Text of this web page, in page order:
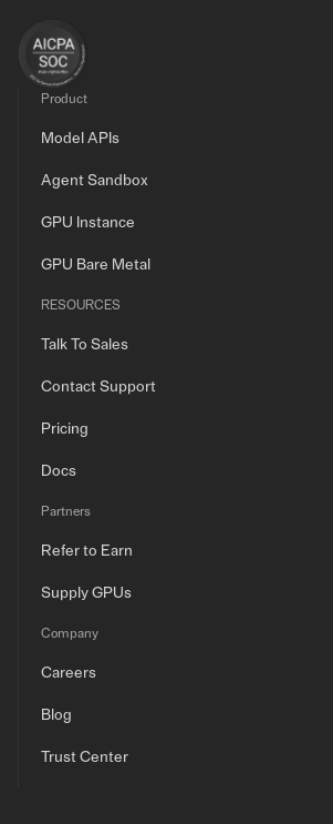
Product
Model APIs
Agent Sandbox
GPU Instance
GPU Bare Metal
RESOURCES
Talk To Sales
Contact Support
Pricing
Docs
Partners
Refer to Earn
Supply GPUs
Company
Careers
Blog
Trust Center